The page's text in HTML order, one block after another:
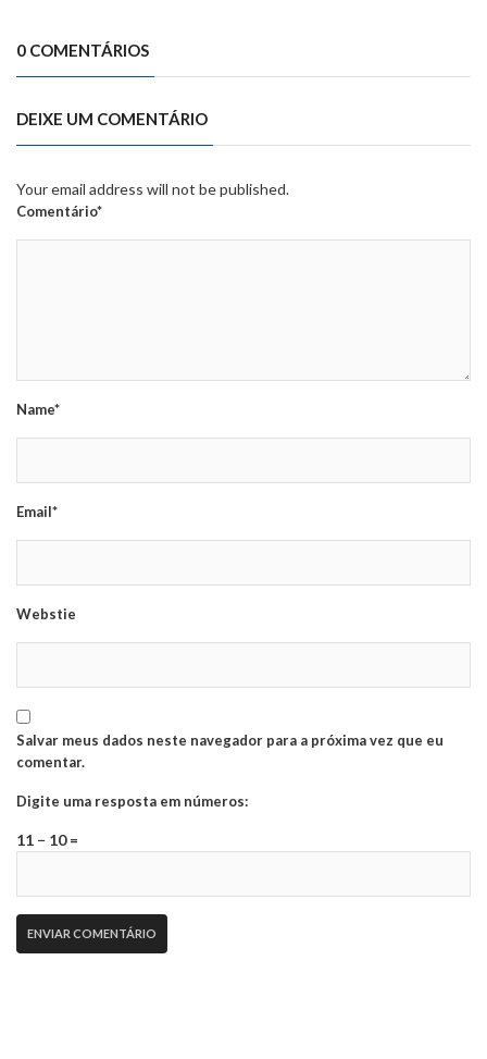
0 COMENTÁRIOS
DEIXE UM COMENTÁRIO
Your email address will not be published.
Comentário*
Name*
Email*
Webstie
Salvar meus dados neste navegador para a próxima vez que eu
comentar.
Digite uma resposta em números:
11 − 10 =